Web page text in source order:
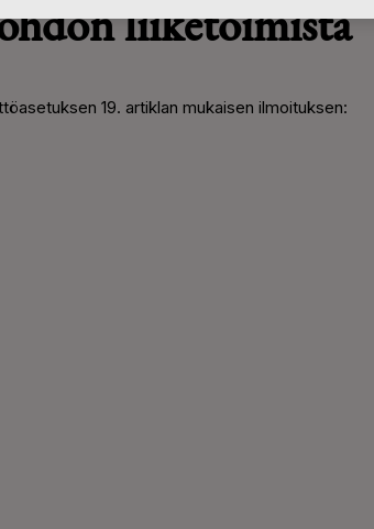
liiketoimista
19. artiklan mukaisen ilmoituksen: